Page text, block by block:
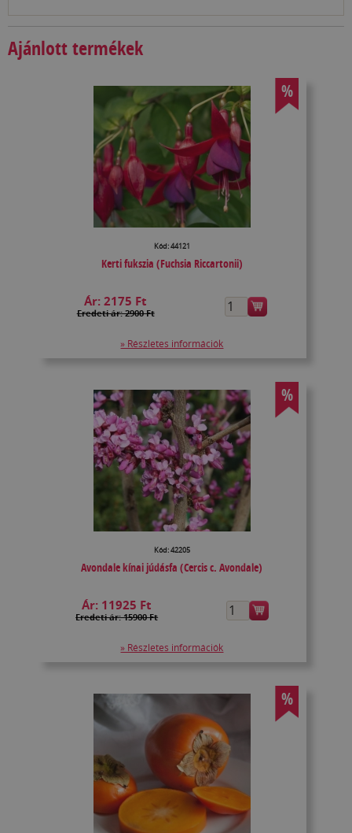
Ajánlott termékek
%
Kód: 44121
Kerti fukszia (Fuchsia Riccartonii)
Ár:2175 Ft
Eredeti ár: 2900 Ft
» Részletes információk
%
Kód: 42205
Avondale kínai júdásfa (Cercis c. Avondale)
Ár: 11925 Ft
Eredeti ár: 15900 Ft
» Részletes információk
%